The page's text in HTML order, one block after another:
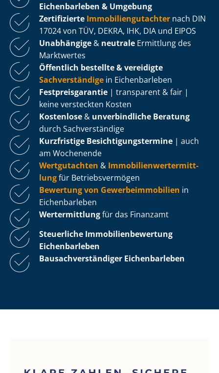
Eichenbarleben & Umgebung
Zertifizierte Im­mo­bi­li­en­gut­ach­ter nach DIN
17024 von TÜV, DEKRA, IHK, DIA und EIPOS
Unabhängige & neutrale Ermittlung des
Marktwertes
Öffentlich bestellte & vereidigte
Sachverständige in Eichenbarleben
Fest­preis­ga­ran­tie | transparent & fair |
keine versteckten Kosten
Kostenlose & unverbindliche Beratung
durch Sachverständige
Kurzfristige Be­sich­ti­gungs­ter­mi­ne | auch
am Wochenende
Wertgutachten & Im­mo­bi­li­en­wert­ermitt­
lungfür Be­triebs­ver­mö­gen
Bewertung von Ge­wer­be­im­mo­bi­li­en in
Eichenbarleben
Wertermittlungfür das Finanzamt
Steuerliche Im­mo­bi­li­en­be­wer­tung
Eichenbarleben
Bau­sach­ver­stän­di­ger Eichenbarleben